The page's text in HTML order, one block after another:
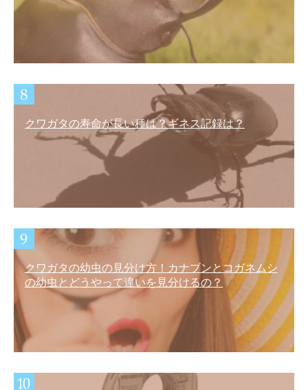
クワガタの寿命が長い種は？ギネス記録は？
クワガタの幼虫の見分け方！カナブンとコガネムシ
の幼虫とどうやって違いを見分けるの？